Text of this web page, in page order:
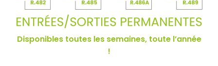
Disponibles toutes les semaines, toute l’année
!